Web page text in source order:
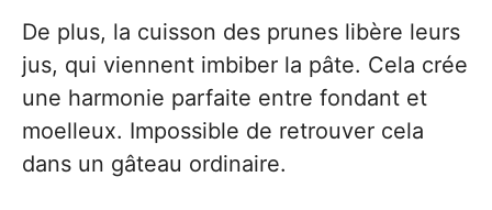
De plus, la cuisson des prunes libère leurs
jus, qui viennent imbiber la pâte. Cela crée
une harmonie parfaite entre fondant et
moelleux. Impossible de retrouver cela
dans un gâteau ordinaire.